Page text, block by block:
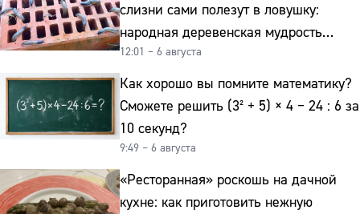
слизни сами полезут в ловушку:
народная деревенская мудрость
реально работает
12:01 – 6 августа
Как хорошо вы помните математику?
Сможете решить (3² + 5) × 4 − 24 : 6 за
10 секунд?
9:49 – 6 августа
«Ресторанная» роскошь на дачной
кухне: как приготовить нежную